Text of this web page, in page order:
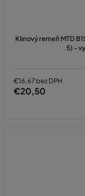
Klinový remeň MTD
5) -
€16,67 bez DPH
€20,50